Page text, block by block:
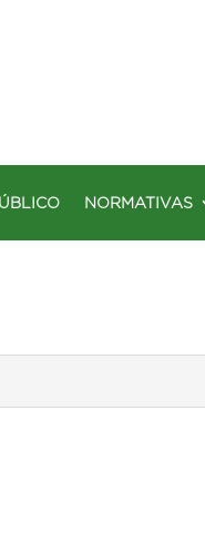
NORMATIVAS